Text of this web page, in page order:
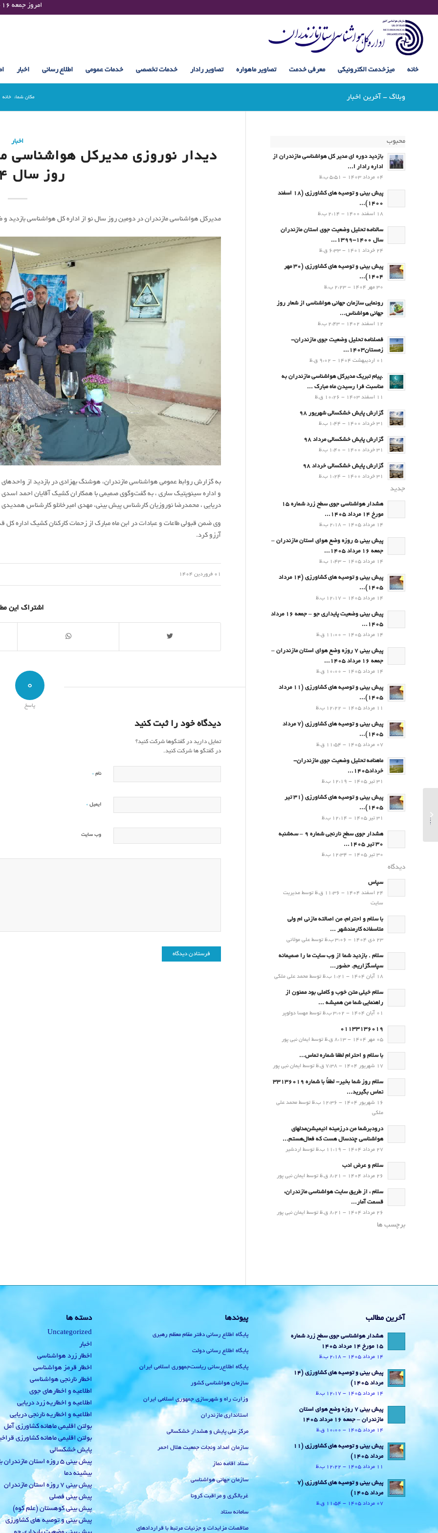
Friday 07 August 2026 , 11:06 UTC ¤¤¤¤ امروز جمعه ۱۶ مرداد ۱۴۰۵ساعت : ۱۱:۰۶
خانه میزخدمت الکترونیکی معرفی خدمت تصاویر ماهواره تصاویر رادار خدمات تخصصی خدمات عمومی اطلاع رسانی اخبار
وبلاگ - آخرین اخبار مکان شما: خانه
اخبار
دیدار نوروزی مدیرکل هواشناسی
روز سال ۱۴۰۴
مدیرکل هواشناسی مازندران در دومین روز سال نو از اداره کل هواشناسی
به گزارش روابط عمومی هواشناسی مازندران، هوشنگ بهزادی در بازدید از
و اداره سینوپتیک ساری ، به گفت‌وگوی صمیمی با همکاران کشیک آقایان احمد
دریایی ، محمدرضا نوروزیان کارشناس پیش بینی، مهدی امیرخانلو کارشناس
وی ضمن قبولی طاعات و عبادات در ابن ماه مبارک از زحمات کارکنان کشیک اداره کل
آرزو کرد.
01 فروردین 1404
اشتراک این
0
پاسخ
دیدگاه خود را ثبت کنید
تمایل دارید در گفتگوها شرکت کنید؟
در گفتگو ها شرکت کنید.
نام *
ایمیل *
وب‌ سایت
محبوب
بازدید دوره ای مدیر کل هواشناسی مازندران از
اداره رادار ا...
04 مرداد 1403 - 5:51 ب.ظ
پیش بینی و توصیه های کشاورزی (18 اسفند
1400)...
18 اسفند 1400 - 2:14 ب.ظ
سالنامه تحلیل وضعیت جوی استان مازندران
سال 1400-1399...
24 خرداد 1401 - 6:33 ق.ظ
پیش بینی و توصیه های کشاورزی (30 مهر
۱۴۰۴)...
30 مهر 1404 - 2:23 ب.ظ
رونمایی سازمان جهانی هواشناسی از شعار روز
جهانی هواشناس...
12 اسفند 1402 - 2:43 ب.ظ
فصلنامه تحلیل وضعیت جوی مازندران-
زمستان۱۴۰۳...
01 اردیبهشت 1404 - 9:02 ق.ظ
.پيام تبريك مدیرکل هواشناسی مازندران به
مناسبت فرا رسيدن ماه مبارك ...
11 اسفند 1403 - 10:26 ق.ظ
گزارش پایش خشکسالی شهریور 98
31 خرداد 1400 - 1:44 ب.ظ
گزارش پایش خشکسالی مرداد 98
31 خرداد 1400 - 1:40 ب.ظ
گزارش پایش خشکسالی خرداد 98
31 خرداد 1400 - 1:24 ب.ظ
جدید
هشدار هواشناسی جوی سطح زرد شماره 15
مورخ 14 مرداد 1405...
14 مرداد 1405 - 2:18 ب.ظ
پیش بینی 5 روزه وضع هوای استان مازندران –
جمعه 16 مرداد 1405...
14 مرداد 1405 - 1:43 ب.ظ
پیش بینی و توصیه های کشاورزی (14 مرداد
۱۴۰۵)...
14 مرداد 1405 - 12:17 ب.ظ
پیش بینی وضعیت پایداری جو – جمعه 16 مرداد
1405...
14 مرداد 1405 - 11:00 ق.ظ
پیش بینی 7 روزه وضع هوای استان مازندران –
جمعه 16 مرداد 1405...
14 مرداد 1405 - 10:00 ق.ظ
پیش بینی و توصیه های کشاورزی (11 مرداد
۱۴۰۵)...
11 مرداد 1405 - 12:22 ب.ظ
پیش بینی و توصیه های کشاورزی (7 مرداد
۱۴۰۵)...
07 مرداد 1405 - 11:54 ق.ظ
ماهنامه تحلیل وضعیت جوی مازندران-
خرداد1405...
31 تیر 1405 - 12:19 ب.ظ
پیش بینی و توصیه های کشاورزی (31 تیر
۱۴۰۵)...
31 تیر 1405 - 12:14 ب.ظ
هشدار جوی سطح نارنجی شماره 9 – سه‌شنبه
30 تیر 1405...
30 تیر 1405 - 12:34 ب.ظ
دیدگاه
سپاس
24 اسفند 1404 - 11:36 ق.ظ توسط مدیریت
سایت
با سلام و احترام، من اصالته مازنی ام ولی
متاسفانه کارمندشهر ...
23 دی 1404 - 3:06 ب.ظ توسط علی مولائی
سلام . بازدید شما از وب سایت ما را صمیمانه
سپاسگزاریم. حضور...
18 آبان 1404 - 1:21 ب.ظ توسط محمد علی ملکی
سلام خیلی متن خوب و کاملی بود ممنون از
راهنمایی شما من همیشه ...
01 آبان 1404 - 3:02 ب.ظ توسط مهسا دولوپر
01133136019
05 مهر 1404 - 8:13 ق.ظ توسط ایمان نبی پور
با سلام و احترام لطفا شماره تماس...
17 شهریور 1404 - 7:38 ق.ظ توسط ایمان نبی پور
سلام روز شما بخیر- لطفاً با شماره 33136019
تماس بگیرید...
16 شهریور 1404 - 12:36 ب.ظ توسط محمد علی
ملکی
درودبرشما من درزمینه انیمیشن‌مدلهای
هواشناسی چندسال هست که فعال‌هستم...
27 مرداد 1404 - 11:19 ب.ظ توسط اردشیر
سلام و عرض ادب
26 مرداد 1404 - 8:21 ق.ظ توسط ایمان نبی پور
سلام ، از طریق سایت هواشناسی مازندران،
قسمت آمار...
26 مرداد 1404 - 8:21 ق.ظ توسط ایمان نبی پور
برچسب ها
آخرین مطالب
هشدار هواشناسی جوی سطح زرد شماره
15 مورخ 14 مرداد 1405
14 مرداد 1405 - 2:18 ب.ظ
پیش بینی و توصیه های کشاورزی (14
مرداد ۱۴۰۵)
14 مرداد 1405 - 12:17 ب.ظ
پیش بینی 7 روزه وضع هوای استان
مازندران – جمعه 16 مرداد 1405
14 مرداد 1405 - 10:00 ق.ظ
پیش بینی و توصیه های کشاورزی (11
مرداد ۱۴۰۵)
11 مرداد 1405 - 12:22 ب.ظ
پیش بینی و توصیه های کشاورزی (7
مرداد ۱۴۰۵)
07 مرداد 1405 - 11:54 ق.ظ
پیوندها
پایگاه اطلاع رسانی دفتر مقام معظم رهبری
پایگاه اطلاع رسانی دولت
پایگاه اطلاع‌رسانی ریاست‌جمهوری اسلامی ایران
سازمان هواشناسی کشور
وزارت راه و شهرسازی جمهوری اسلامی ایران
استانداری مازندران
مرکز ملی پایش و هشدار خشکسالی
سازمان امداد ونجات جمعیت هلال احمر
ستاد اقامه نماز
سازمان جهانی هواشناسی
غربالگری و مراقبت کرونا
سامانه ستاد
مناقصات مزایدات و جزئیات مرتبط با قراردادهای
دسته ها
Uncategorized
اخبار
اخطار زرد هواشناسی
اخطار قرمز هواشناسی
اخطار نارنجی هواشناسی
اطلاعیه و اخطارهای جوی
اطلاعیه و اخطاریه زرد دریایی
اطلاعیه و اخطاریه نارنجی دریایی
بولتن اقلیمی ماهانه کشاورزی آمل
بولتن اقلیمی ماهانه کشاورزی
پایش خشکسالی
پیش بینی 5 روزه استان
بیشینه دما
پیش بینی 7 روزه استان مازندران
پیش بینی فصلی
پیش بینی کوهستان (علم کوه)
پیش بینی و توصیه های کشاورزی
پیام تسلیت مدیرکل
هواشناسی مازندران به‌
مناسبت ایام شهادت
امیرالمومنین علی (ع) و